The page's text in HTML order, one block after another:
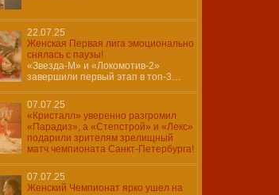
22.07.25
Женская Первая лига эмоционально
снялась с паузы!
«Звезда-М» и «Локомотив-2»
завершили первый этап в топ-3…
07.07.25
«Кристалл» уверенно разгромил
«Парадиз», а «Степстрой» и «Лекс»
подарили зрителям зрелищный
матч чемпионата Санкт-Петербурга!
07.07.25
Женский Чемпионат ярко ушел на